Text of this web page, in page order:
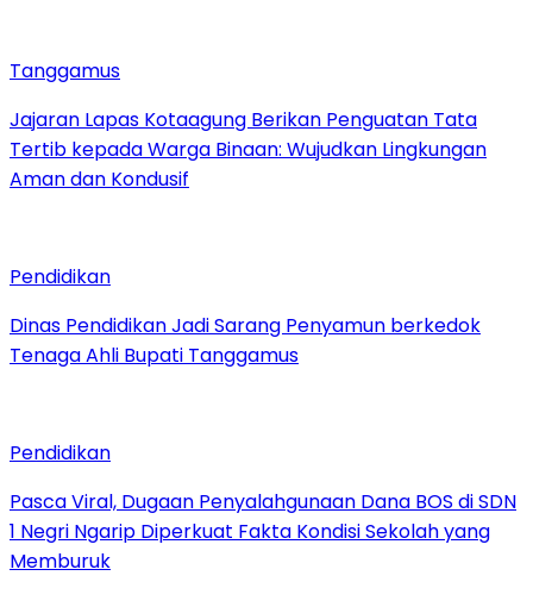
Tanggamus
Jajaran Lapas Kotaagung Berikan Penguatan Tata
Tertib kepada Warga Binaan: Wujudkan Lingkungan
Aman dan Kondusif
Pendidikan
Dinas Pendidikan Jadi Sarang Penyamun berkedok
Tenaga Ahli Bupati Tanggamus
Pendidikan
Pasca Viral, Dugaan Penyalahgunaan Dana BOS di SDN
1 Negri Ngarip Diperkuat Fakta Kondisi Sekolah yang
Memburuk